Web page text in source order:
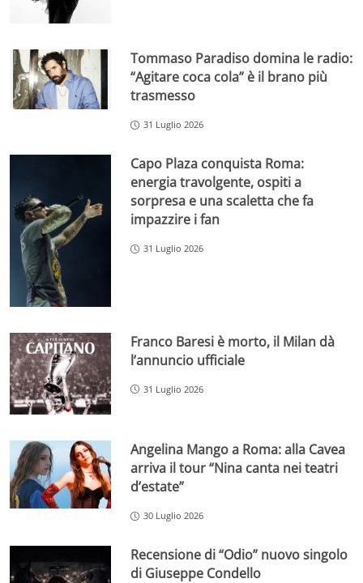
Tommaso Paradiso domina le radio:
“Agitare coca cola” è il brano più
trasmesso
31 Luglio 2026
Capo Plaza conquista Roma:
energia travolgente, ospiti a
sorpresa e una scaletta che fa
impazzire i fan
31 Luglio 2026
Franco Baresi è morto, il Milan dà
l’annuncio ufficiale
31 Luglio 2026
Angelina Mango a Roma: alla Cavea
arriva il tour “Nina canta nei teatri
d’estate”
30 Luglio 2026
Recensione di “Odio” nuovo singolo
di Giuseppe Condello